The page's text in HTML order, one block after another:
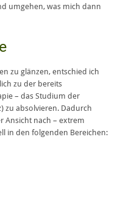
umgehen, was mich dann
zu glänzen, entschied ich
zu der bereits
– das Studium der
zu absolvieren. Dadurch
Ansicht nach – extrem
in den folgenden Bereichen: